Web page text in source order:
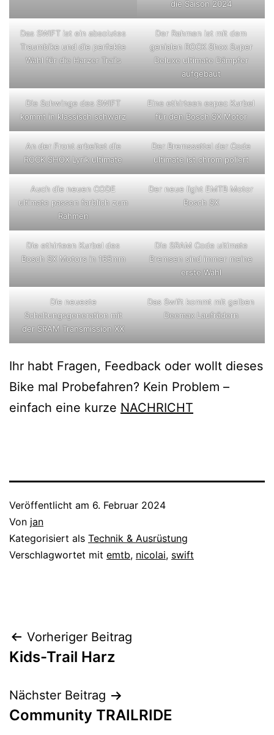
die Saison 2024
Das SWIFT ist ein absolutes
Traumbike und die perfekte
Wahl für die Harzer Trails
Der Rahmen ist mit dem
genialen ROCK Shox Super
Deluxe ultimate Dämpfer
aufgebaut
Die Schwinge des SWIFT
kommt in klassisch schwarz
Eine ethirteen espec Kurbel
für den Bosch SX Motor
An der Front arbeitet die
ROCK SHOX Lyrik ultimate
Der Bremssattel der Code
ultimate ist chrom poliert
Auch die neuen CODE
ultimate passen farblich zum
Rahmen
Der neue light EMTB Motor
Bosch SX
Die ethirteen Kurbel des
Bosch SX Motors in 165mm
Die SRAM Code ultimate
Bremsen sind immer meine
erste Wahl
Die neueste
Schaltungsgeneration mit
der SRAM Transmission XX
Das Swift kommt mit gelben
Deemax Laufrädern
Ihr habt Fragen, Feedback oder wollt dieses
Bike mal Probefahren? Kein Problem –
einfach eine kurze NACHRICHT
Veröffentlicht am 6. Februar 2024
Von jan
Kategorisiert als Technik & Ausrüstung
Verschlagwortet mit emtb, nicolai, swift
Beitragsnavigation
Vorheriger Beitrag
Kids-Trail Harz
Nächster Beitrag
Community TRAILRIDE